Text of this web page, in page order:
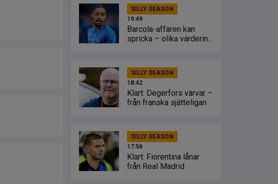
SILLY SEASON
19:49
Barcola-affären kan
spricka – olika värdering
SILLY SEASON
18:42
Klart: Degerfors värvar –
från franska sjätteligan
SILLY SEASON
17:56
Klart: Fiorentina lånar
från Real Madrid